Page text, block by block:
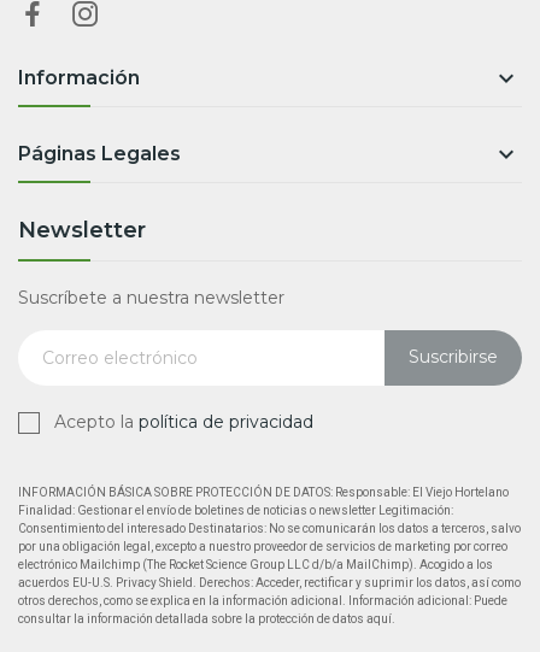
Información 
Páginas Legales 
Newsletter
Suscríbete a nuestra newsletter
Suscribirse
Acepto la política de privacidad
INFORMACIÓN BÁSICA SOBRE PROTECCIÓN DE DATOS: Responsable: El Viejo Hortelano
Finalidad: Gestionar el envío de boletines de noticias o newsletter Legitimación:
Consentimiento del interesado Destinatarios: No se comunicarán los datos a terceros, salvo
por una obligación legal, excepto a nuestro proveedor de servicios de marketing por correo
electrónico Mailchimp (The Rocket Science Group LLC d/b/a MailChimp). Acogido a los
acuerdos EU-U.S. Privacy Shield. Derechos: Acceder, rectificar y suprimir los datos, así como
otros derechos, como se explica en la información adicional. Información adicional: Puede
consultar la información detallada sobre la protección de datos aquí.